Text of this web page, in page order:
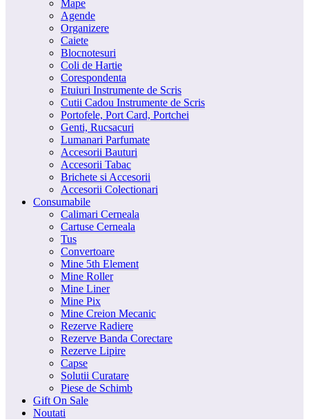
Mape
Agende
Organizere
Caiete
Blocnotesuri
Coli de Hartie
Corespondenta
Etuiuri Instrumente de Scris
Cutii Cadou Instrumente de Scris
Portofele, Port Card, Portchei
Genti, Rucsacuri
Lumanari Parfumate
Accesorii Bauturi
Accesorii Tabac
Brichete si Accesorii
Accesorii Colectionari
Consumabile
Calimari Cerneala
Cartuse Cerneala
Tus
Convertoare
Mine 5th Element
Mine Roller
Mine Liner
Mine Pix
Mine Creion Mecanic
Rezerve Radiere
Rezerve Banda Corectare
Rezerve Lipire
Capse
Solutii Curatare
Piese de Schimb
Gift On Sale
Noutati